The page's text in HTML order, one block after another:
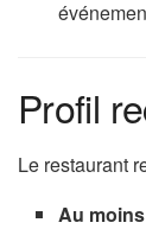
Profil
Le restaurant
Au